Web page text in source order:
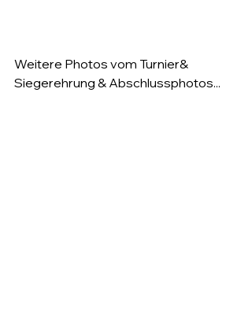
Weitere Photos vom Turnier&
Siegerehrung & Abschlussphotos...